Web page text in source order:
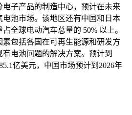
子产品的制造中心，预计在未来
电池市场。该地区还有中国和日本
全球电动汽车总量的 50% 以上。
包括各国在可再生能源和研发方
电池问题的解决方案。预计到
亿美元，中国市场预计到2026年